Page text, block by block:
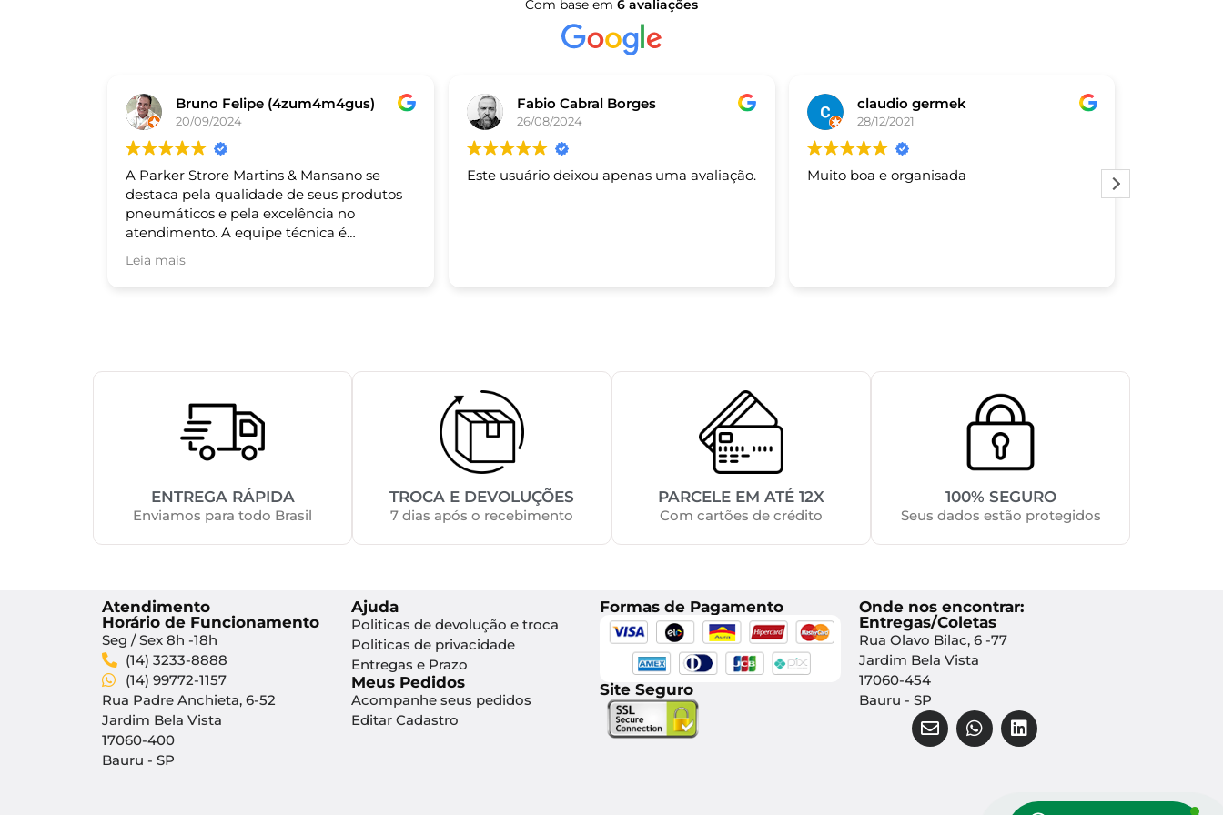
Com base em 6 avaliações
Bruno Felipe (4zum4m4gus)
20/09/2024
A Parker Strore Martins & Mansano se
destaca pela qualidade de seus produtos
pneumáticos e pela excelência no
atendimento. A equipe técnica é
altamente qualificada e sempre pronta
para auxiliar nas necessidades dos clientes.
Leia mais
Fabio Cabral Borges
26/08/2024
Este usuário deixou apenas uma avaliação.
claudio germek
28/12/2021
Muito boa e organisada
ENTREGA RÁPIDA
Enviamos para todo Brasil
TROCA E DEVOLUÇÕES
7 dias após o recebimento
PARCELE EM ATÉ 12X
Com cartões de crédito
100% SEGURO
Seus dados estão protegidos
Atendimento
Horário de Funcionamento
Seg / Sex 8h -18h
(14) 3233-8888
(14) 99772-1157
Rua Padre Anchieta, 6-52
Jardim Bela Vista
17060-400
Bauru - SP
Ajuda
Politicas de devolução e troca
Politicas de privacidade
Entregas e Prazo
Meus Pedidos
Acompanhe seus pedidos
Editar Cadastro
Formas de Pagamento
Site Seguro
Onde nos encontrar:
Entregas/Coletas
Rua Olavo Bilac, 6 -77
Jardim Bela Vista
17060-454
Bauru - SP